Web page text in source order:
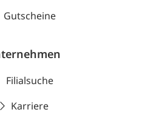
Gutscheine
Filialsuche
Karriere